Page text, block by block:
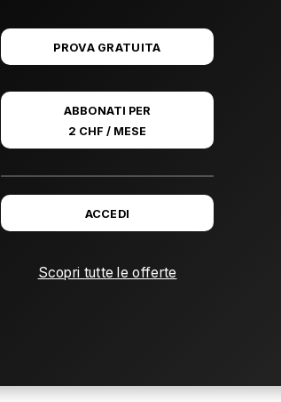
PROVA GRATUITA
ABBONATI PER
2 CHF / MESE
ACCEDI
Scopri tutte le offerte